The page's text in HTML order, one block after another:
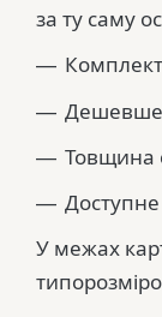
за ту саму
Дешевше
Товщина
Доступне
У межах